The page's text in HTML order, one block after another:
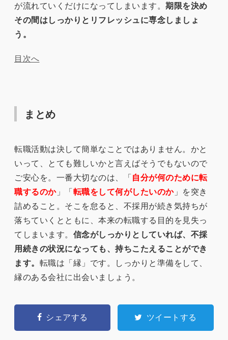
が流れていくだけになってしまいます。 期限を決め
その間はしっかりとリフレッシュに専念しましょ
う。
目次へ
まとめ
転職活動は決して簡単なことではありません。かと
いって、とても難しいかと言えばそうでもないので
ご安心を。一番大切なのは、「自分が何のために転
職するのか」「転職をして何がしたいのか」を突き
詰めること。そこを怠ると、不採用が続き気持ちが
落ちていくとともに、本来の転職する目的を見失っ
てしまいます。 信念がしっかりとしていれば、不採
用続きの状況になっても、持ちこたえることができ
ます。 転職は「縁」です。しっかりと準備をして、
縁のある会社に出会いましょう。
シェアする ツイートする